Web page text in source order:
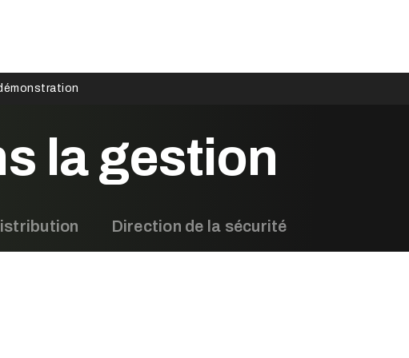
la gestion
Direction de la sécurité